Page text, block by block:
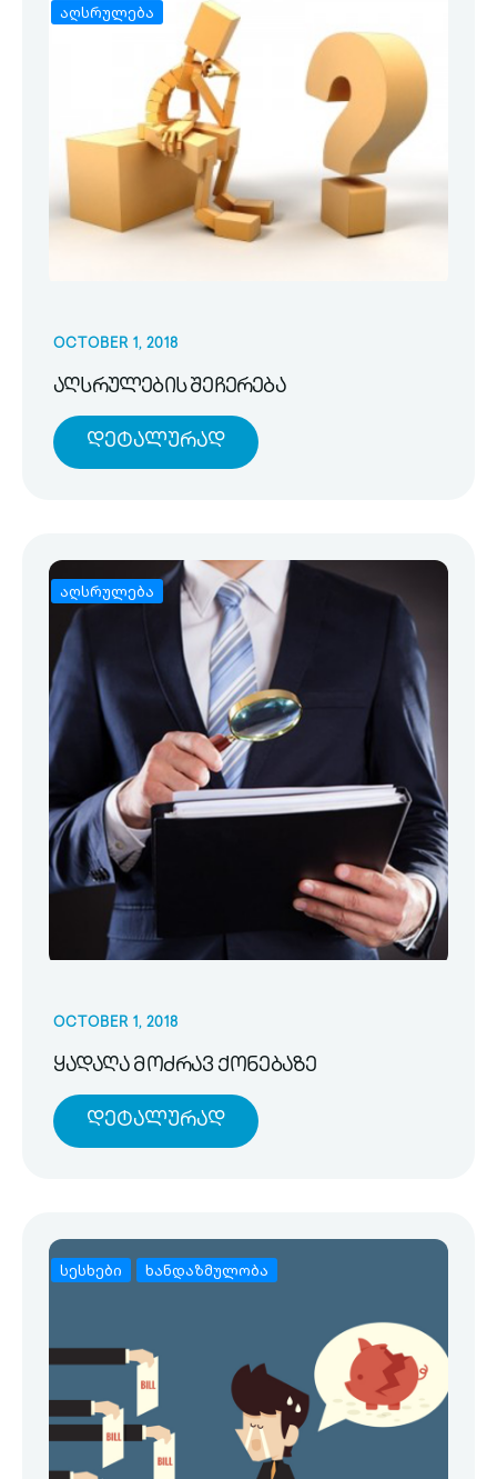
აღსრულება
OCTOBER 1, 2018
აღსრულების შეჩერება
Დეტალურად
აღსრულება
OCTOBER 1, 2018
ყადაღა მოძრავ ქონებაზე
Დეტალურად
სესხები ხანდაზმულობა